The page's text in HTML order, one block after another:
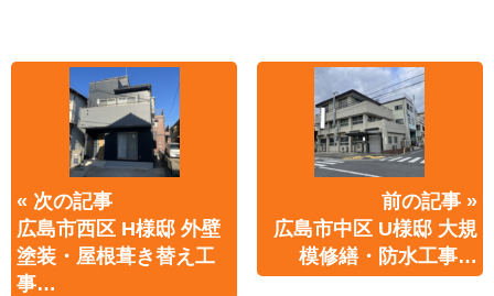
« 次の記事
広島市西区 H様邸 外壁
塗装・屋根葺き替え工
事…
前の記事 »
広島市中区 U様邸 大規
模修繕・防水工事…